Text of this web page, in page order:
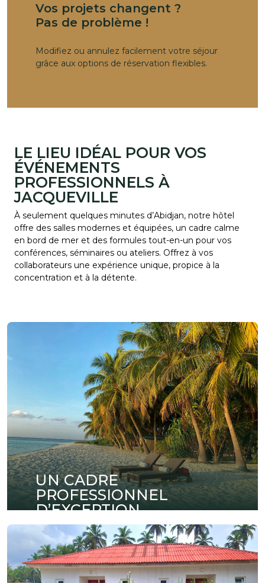
Vos projets changent ?
Pas de problème !
Modifiez ou annulez facilement votre séjour
grâce aux options de réservation flexibles.
LE LIEU IDÉAL POUR VOS
ÉVÉNEMENTS
PROFESSIONNELS À
JACQUEVILLE
À seulement quelques minutes d’Abidjan, notre hôtel
offre des salles modernes et équipées, un cadre calme
en bord de mer et des formules tout-en-un pour vos
conférences, séminaires ou ateliers. Offrez à vos
collaborateurs une expérience unique, propice à la
concentration et à la détente.
UN CADRE
PROFESSIONNEL
D’EXCEPTION
Organisez vos réunions, séminaires et
conférences dans des espaces modernes
entièrement équipés et pensés pour la réussite
de vos événements professionnels.